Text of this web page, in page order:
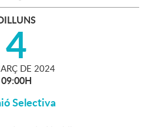
4DE 2024
09:00H
Selectiva